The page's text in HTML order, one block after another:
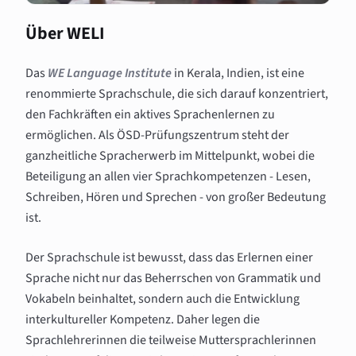
Über WELI
DasWE Language Institutein Kerala, Indien, ist eine
renommierte Sprachschule, die sich darauf konzentriert,
den Fachkräften ein aktives Sprachenlernen zu
ermöglichen. Als ÖSD-Prüfungszentrum steht der
ganzheitliche Spracherwerb im Mittelpunkt, wobei die
Beteiligung an allen vier Sprachkompetenzen - Lesen,
Schreiben, Hören und Sprechen - von großer Bedeutung
ist.
Der Sprachschule ist bewusst, dass das Erlernen einer
Sprache nicht nur das Beherrschen von Grammatik und
Vokabeln beinhaltet, sondern auch die Entwicklung
interkultureller Kompetenz. Daher legen die
Sprachlehrerinnen die teilweise Muttersprachlerinnen